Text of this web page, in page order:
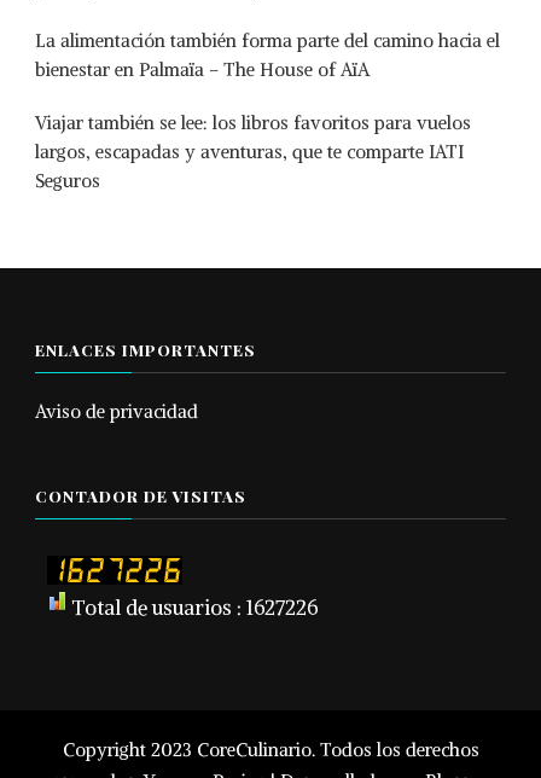
La alimentación también forma parte del camino hacia el
bienestar en Palmaïa – The House of AïA
Viajar también se lee: los libros favoritos para vuelos
largos, escapadas y aventuras, que te comparte IATI
Seguros
ENLACES IMPORTANTES
Aviso de privacidad
CONTADOR DE VISITAS
Total de usuarios : 1627226
Copyright 2023 CoreCulinario. Todos los derechos